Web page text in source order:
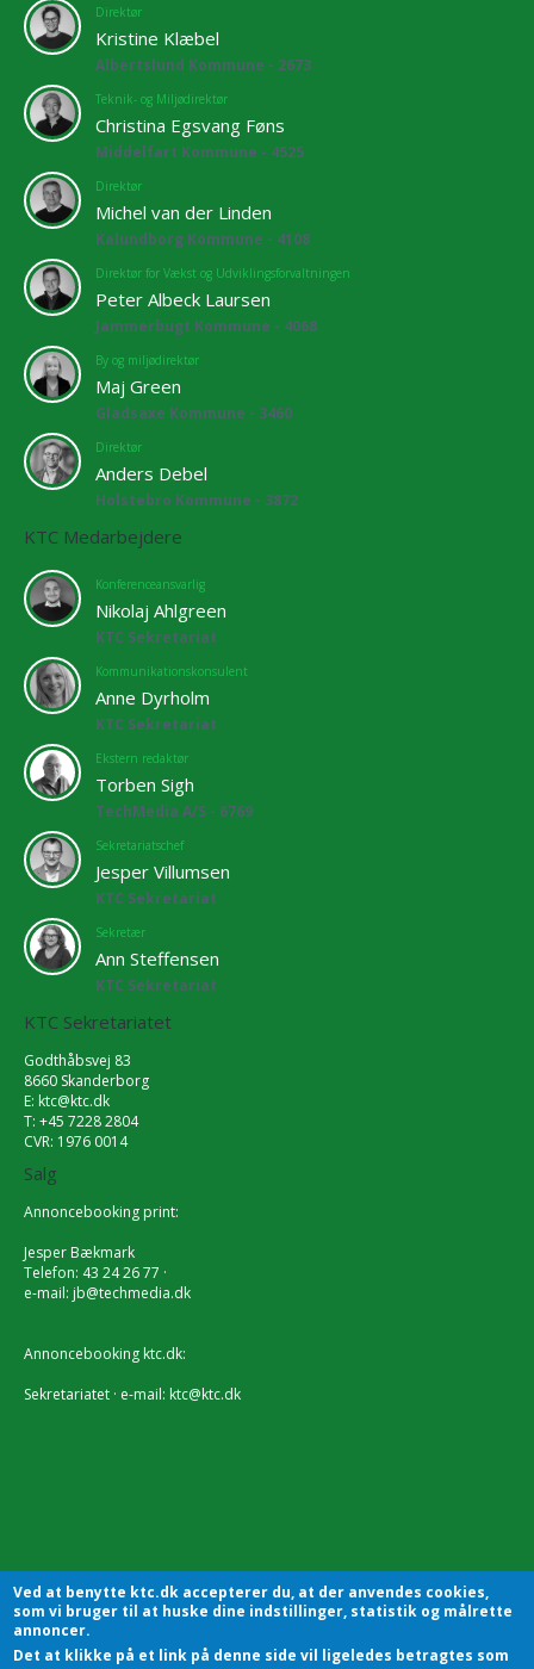
Direktør
Kristine Klæbel
Albertslund Kommune - 2673
Teknik- og Miljødirektør
Christina Egsvang Føns
Middelfart Kommune - 4525
Direktør
Michel van der Linden
Kalundborg Kommune - 4108
Direktør for Vækst og Udviklingsforvaltningen
Peter Albeck Laursen
Jammerbugt Kommune - 4068
By og miljødirektør
Maj Green
Gladsaxe Kommune - 3460
Direktør
Anders Debel
Holstebro Kommune - 3872
KTC Medarbejdere
Konferenceansvarlig
Nikolaj Ahlgreen
KTC Sekretariat
Kommunikationskonsulent
Anne Dyrholm
KTC Sekretariat
Ekstern redaktør
Torben Sigh
TechMedia A/S - 6769
Sekretariatschef
Jesper Villumsen
KTC Sekretariat
Sekretær
Ann Steffensen
KTC Sekretariat
KTC Sekretariatet
Godthåbsvej 83
8660 Skanderborg
E: ktc@ktc.dk
T: +45 7228 2804
CVR: 1976 0014
Salg
Annoncebooking print:
Jesper Bækmark
Telefon: 43 24 26 77 ·
e-mail: jb@techmedia.dk
Annoncebooking ktc.dk:
Sekretariatet · e-mail: ktc@ktc.dk
Ved at benytte ktc.dk accepterer du, at der anvendes cookies,
som vi bruger til at huske dine indstillinger, statistik og målrette
annoncer.
Det at klikke på et link på denne side vil ligeledes betragtes som